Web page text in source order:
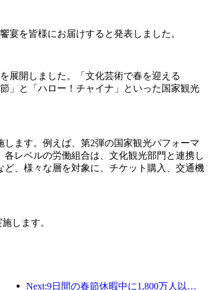
宴を皆様にお届けすると発表しました。
展開しました。「文化芸術で春を迎える
」と「ハロー！チャイナ」といった国家観光
ます。例えば、第2弾の国家観光パフォーマ
レベルの労働組合は、文化観光部門と連携し
、様々な層を対象に、チケット購入、交通機
します。
Next:9日間の春節休暇中に1,800万人以上が国内外を旅行すると予想されている。